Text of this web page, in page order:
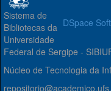
DSpace
Sistema de
Bibliotecas da
Universidade
Federal de Sergipe -
Núcleo de Tecnologia da